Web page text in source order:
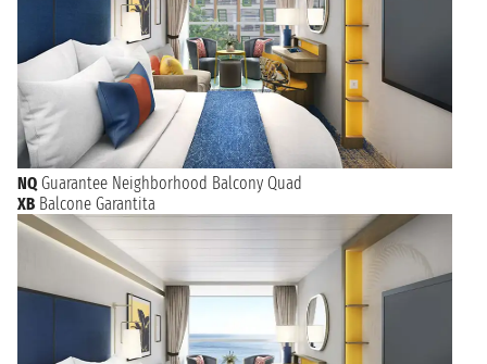
NQ Guarantee Neighborhood Balcony Quad
XB Balcone Garantita